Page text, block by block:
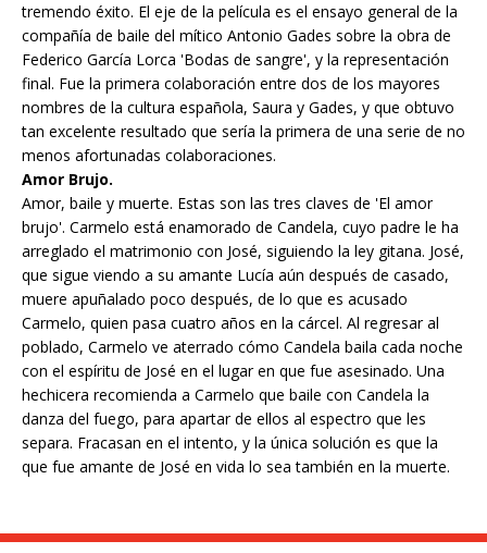
tremendo éxito. El eje de la película es el ensayo general de la
compañía de baile del mítico Antonio Gades sobre la obra de
Federico García Lorca 'Bodas de sangre', y la representación
final. Fue la primera colaboración entre dos de los mayores
nombres de la cultura española, Saura y Gades, y que obtuvo
tan excelente resultado que sería la primera de una serie de no
menos afortunadas colaboraciones.
Amor Brujo.
Amor, baile y muerte. Estas son las tres claves de 'El amor
brujo'. Carmelo está enamorado de Candela, cuyo padre le ha
arreglado el matrimonio con José, siguiendo la ley gitana. José,
que sigue viendo a su amante Lucía aún después de casado,
muere apuñalado poco después, de lo que es acusado
Carmelo, quien pasa cuatro años en la cárcel. Al regresar al
poblado, Carmelo ve aterrado cómo Candela baila cada noche
con el espíritu de José en el lugar en que fue asesinado. Una
hechicera recomienda a Carmelo que baile con Candela la
danza del fuego, para apartar de ellos al espectro que les
separa. Fracasan en el intento, y la única solución es que la
que fue amante de José en vida lo sea también en la muerte.